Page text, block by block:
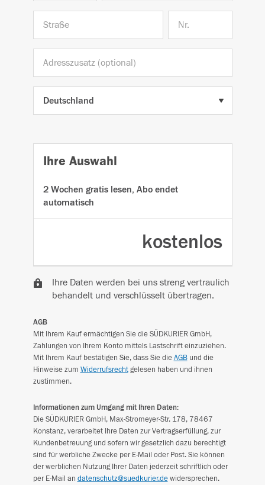
Ihre Auswahl
2 Wochen gratis lesen, Abo endet
automatisch
kostenlos
Ihre Daten werden bei uns streng vertraulich
behandelt und verschlüsselt übertragen.
AGB
Mit Ihrem Kauf ermächtigen Sie die SÜDKURIER GmbH,
Zahlungen von Ihrem Konto mittels Lastschrift einzuziehen.
Mit Ihrem Kauf bestätigen Sie, dass Sie dieAGBund die
Hinweise zum Widerrufsrechtgelesen haben und ihnen
zustimmen.
Informationen zum Umgang mit Ihren Daten:
Die SÜDKURIER GmbH, Max-Stromeyer-Str. 178, 78467
Konstanz, verarbeitet Ihre Daten zur Vertragserfüllung, zur
Kundenbetreuung und sofern wir gesetzlich dazu berechtigt
sind für werbliche Zwecke per E-Mail oder Post. Sie können
der werblichen Nutzung Ihrer Daten jederzeit schriftlich oder
per E-Mail an datenschutz@suedkurier.dewidersprechen.